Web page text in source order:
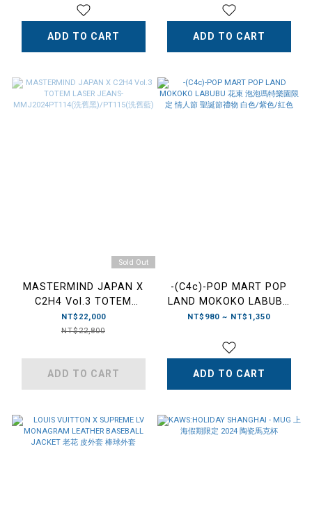
特樂園限定 趴趴抱枕
ADD TO CART
毛絨 吊飾 娃娃 三色
ADD TO CART
Sold Out
MASTERMIND JAPAN X
C2H4 Vol.3 TOTEM
LASER JEANS-
MMJ2024PT114(洗舊
NT$22,000
NT$22,800
ADD TO CART
-(C4c)-POP MART POP
LAND MOKOKO LABUBU
花束 泡泡瑪特樂園限定 情人
色
NT$980 ~ NT$1,350
ADD TO CART